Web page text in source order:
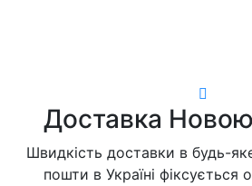
Доставка
Швидкість доставки в будь-
пошти в Україні фіксується